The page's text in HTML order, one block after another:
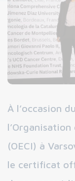
À l’occasion
(OECI) à
le certificat